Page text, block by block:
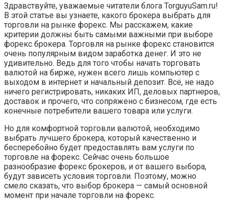
Здравствуйте, уважаемые читатели блога TorguyuSam.ru!
В этой статье вы узнаете, какого брокера выбрать для
торговли на рынке форекс. Мы расскажем, какие
критерии должны быть самыми важными при выборе
форекс брокера. Торговля на рынке форекс становится
очень популярным видом заработка денег. И это не
удивительно. Ведь для того чтобы начать торговать
валютой на бирже, нужен всего лишь компьютер с
выходом в интернет и начальный депозит. Всё, не надо
ничего регистрировать, никаких ИП, деловых партнеров,
доставок и прочего, что сопряжено с бизнесом, где есть
конечные потребители вашего товара или услуги.
Но для комфортной торговли валютой, необходимо
выбрать лучшего брокера, который качественно и
бесперебойно будет предоставлять вам услуги по
торговле на форекс. Сейчас очень большое
разнообразие форекс брокеров, и от вашего выбора,
будут зависеть условия торговли. Поэтому, можно
смело сказать, что выбор брокера — самый основной
момент при начале торговли на форекс.